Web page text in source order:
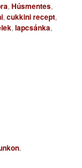
,Húsmentes,
,cukkini recept,
,lapcsánka,
.